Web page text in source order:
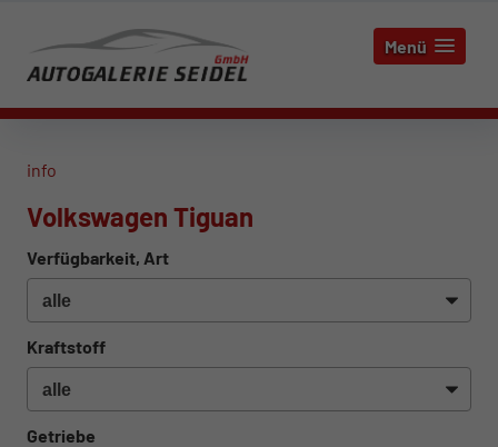
Menü
info
Volkswagen Tiguan
Verfügbarkeit, Art
Kraftstoff
Getriebe